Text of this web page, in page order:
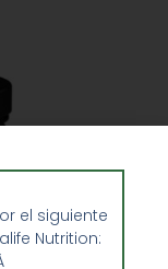
el siguiente
Nutrition: